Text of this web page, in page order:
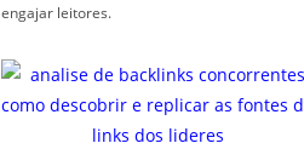
engajar leitores.